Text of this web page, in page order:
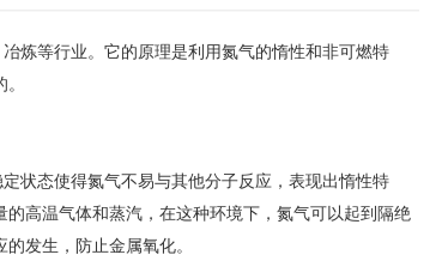
炼等行业。它的原理是利用氮气的惰性和非可燃特
状态使得氮气不易与其他分子反应，表现出惰性特
高温气体和蒸汽，在这种环境下，氮气可以起到隔绝
发生，防止金属氧化。